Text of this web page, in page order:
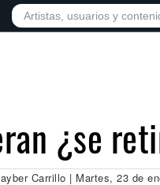
ARTISTAS RED
¿se
Carrillo | Martes, 23 de